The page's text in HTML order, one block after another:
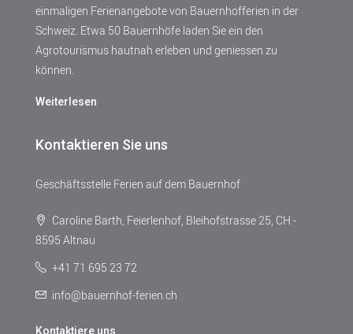
einmaligen Ferienangebote von Bauernhofferien in der
Schweiz. Etwa 50 Bauernhöfe laden Sie ein den
Agrotourismus hautnah erleben und geniessen zu
können.
Weiterlesen
Kontaktieren Sie uns
Geschäftsstelle Ferien auf dem Bauernhof
Caroline Barth, Feierlenhof, Bleihofstrasse 25, CH -
8595 Altnau
+41 71 695 23 72
info@bauernhof-ferien.ch
Kontaktiere uns